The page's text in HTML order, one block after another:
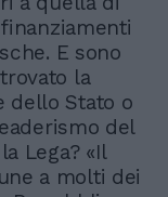
E sono
la
dello Stato o
del
Lega? «Il
a molti dei